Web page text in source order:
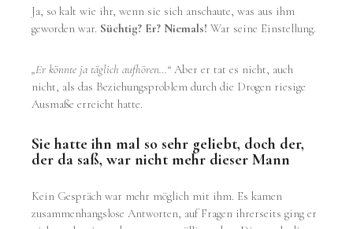
Ja, so kalt wie ihr, wenn sie sich anschaute, was aus ihm
geworden war. Süchtig? Er? Niemals! War seine Einstellung.
„Er könnte ja täglich aufhören…“ Aber er tat es nicht, auch
nicht, als das Beziehungsproblem durch die Drogen riesige
Ausmaße erreicht hatte.
Sie hatte ihn mal so sehr geliebt, doch der,
der da saß, war nicht mehr dieser Mann
Kein Gespräch war mehr möglich mit ihm. Es kamen
zusammenhangslose Antworten, auf Fragen ihrerseits ging er